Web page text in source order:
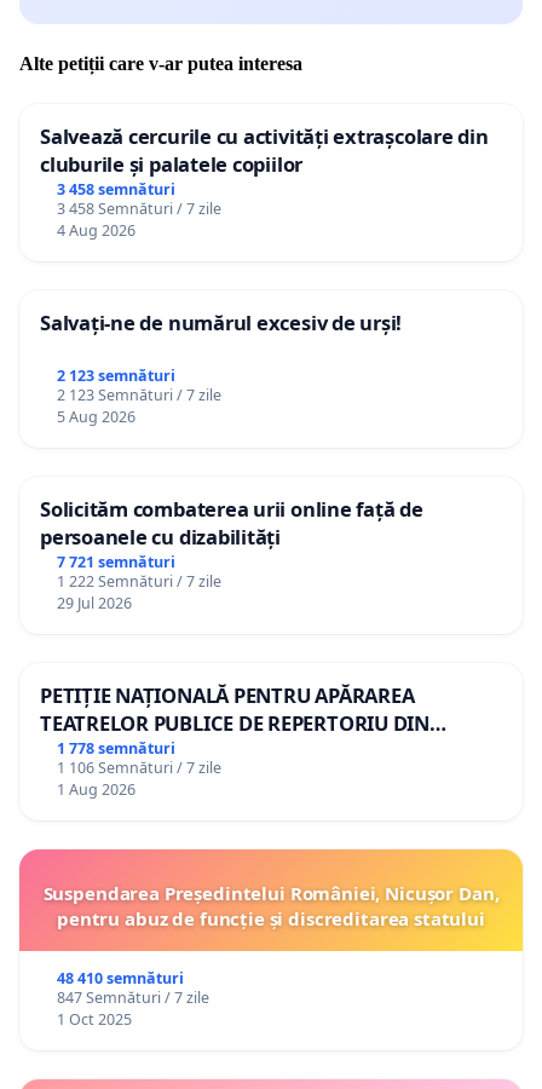
Alte petiții care v-ar putea interesa
Salvează cercurile cu activități extrașcolare din
cluburile și palatele copiilor
3 458 semnături
3 458 Semnături / 7 zile
4 Aug 2026
Salvați-ne de numărul excesiv de urși!
2 123 semnături
2 123 Semnături / 7 zile
5 Aug 2026
Solicităm combaterea urii online față de
persoanele cu dizabilități
7 721 semnături
1 222 Semnături / 7 zile
29 Jul 2026
PETIȚIE NAȚIONALĂ PENTRU APĂRAREA
TEATRELOR PUBLICE DE REPERTORIU DIN
ROMÂNIA
1 778 semnături
1 106 Semnături / 7 zile
1 Aug 2026
Suspendarea Președintelui României, Nicușor Dan,
pentru abuz de funcție și discreditarea statului
48 410 semnături
847 Semnături / 7 zile
1 Oct 2025